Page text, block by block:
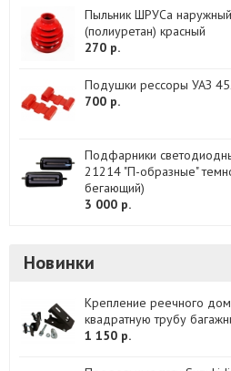
Пыльник ШРУСа
(полиуретан) красный
270 р.
Подушки рессоры УАЗ
700 р.
Подфарники
21214 "П-образные"
бегающий)
3 000 р.
Новинки
Крепление реечного
квадратную трубу
1 150 р.